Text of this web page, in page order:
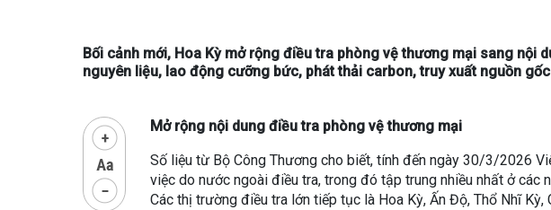
Bối cảnh mới, Hoa Kỳ mở rộng điều tra phòng vệ thương mại sang nội
nguyên liệu, lao động cưỡng bức, phát thải carbon, truy xuất nguồn
Mở rộng nội dung điều tra phòng vệ thương mại
Số liệu từ Bộ Công Thương cho biết, tính đến ngày 30/3/2026
việc do nước ngoài điều tra, trong đó tập trung nhiều nhất ở các
Các thị trường điều tra lớn tiếp tục là Hoa Kỳ, Ấn Độ, Thổ Nhĩ Kỳ,